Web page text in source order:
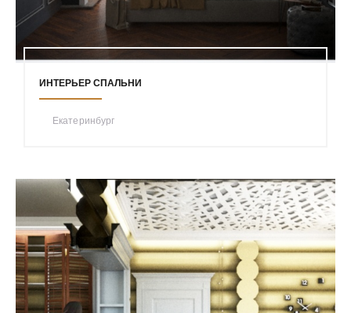
ИНТЕРЬЕР СПАЛЬНИ
Екатеринбург